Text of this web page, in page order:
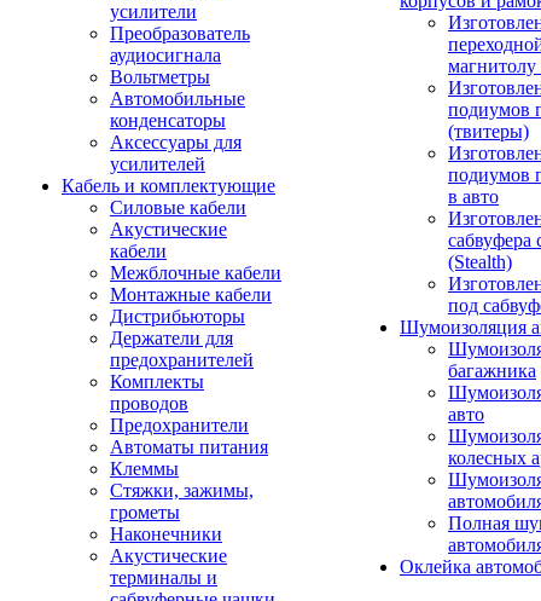
усилители
Преобразователь
аудиосигнала
Вольтметры
Автомобильные
конденсаторы
Аксессуары для
усилителей
Кабель и комплектующие
Силовые кабели
Акустические
кабели
Межблочные кабели
Монтажные кабели
Дистрибьюторы
Держатели для
предохранителей
Комплекты
проводов
Предохранители
Автоматы питания
Клеммы
Стяжки, зажимы,
грометы
Наконечники
Акустические
терминалы и
подиумов
(твитеры)
подиумов
в авто
сабвуфера
(Stealth)
под
Шумоизоляция
багажника
авто
колесных
Полная
Оклейка